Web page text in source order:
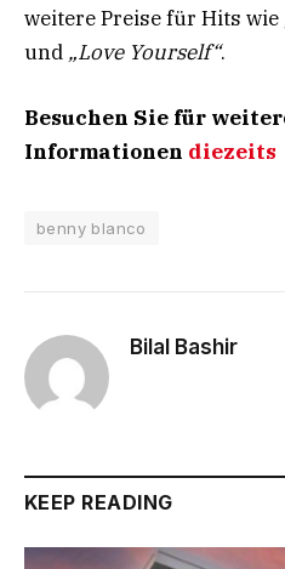
weitere Preise für Hits wie
und „Love Yourself“.
Besuchen Sie für
Informationen diezeits
benny blanco
Bilal Bashir
KEEP READING